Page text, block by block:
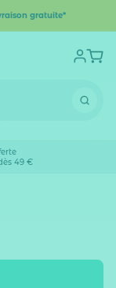
gratuite*
49 €